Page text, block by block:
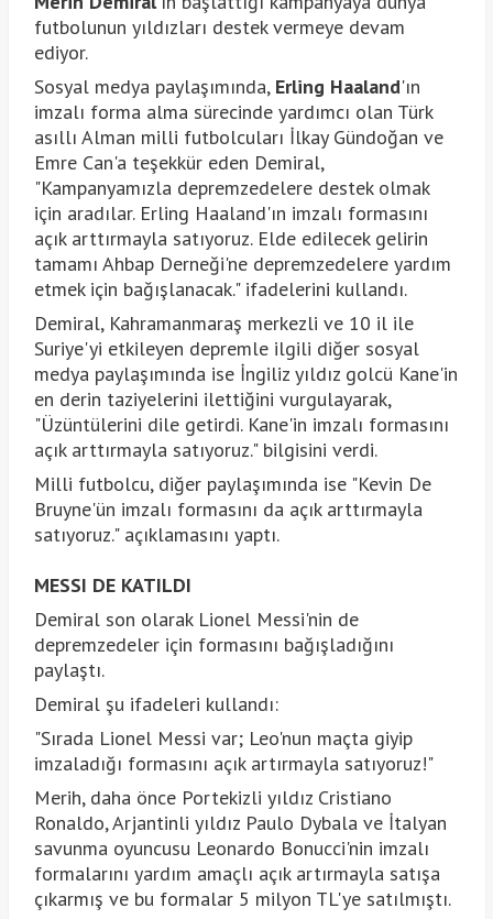
futbolunun yıldızları destek vermeye devam
ediyor.
Sosyal medya paylaşımında, Erling Haaland'ın
imzalı forma alma sürecinde yardımcı olan Türk
asıllı Alman milli futbolcuları İlkay Gündoğan ve
Emre Can'a teşekkür eden Demiral,
"Kampanyamızla depremzedelere destek olmak
için aradılar. Erling Haaland'ın imzalı formasını
açık arttırmayla satıyoruz. Elde edilecek gelirin
tamamı Ahbap Derneği'ne depremzedelere yardım
etmek için bağışlanacak." ifadelerini kullandı.
Demiral, Kahramanmaraş merkezli ve 10 il ile
Suriye'yi etkileyen depremle ilgili diğer sosyal
medya paylaşımında ise İngiliz yıldız golcü Kane'in
en derin taziyelerini ilettiğini vurgulayarak,
"Üzüntülerini dile getirdi. Kane'in imzalı formasını
açık arttırmayla satıyoruz." bilgisini verdi.
Milli futbolcu, diğer paylaşımında ise "Kevin De
Bruyne'ün imzalı formasını da açık arttırmayla
satıyoruz." açıklamasını yaptı.
MESSI DE KATILDI
Demiral son olarak Lionel Messi'nin de
depremzedeler için formasını bağışladığını
paylaştı.
Demiral şu ifadeleri kullandı:
"Sırada Lionel Messi var; Leo'nun maçta giyip
imzaladığı formasını açık artırmayla satıyoruz!"
Merih, daha önce Portekizli yıldız Cristiano
Ronaldo, Arjantinli yıldız Paulo Dybala ve İtalyan
savunma oyuncusu Leonardo Bonucci'nin imzalı
formalarını yardım amaçlı açık artırmayla satışa
çıkarmış ve bu formalar 5 milyon TL'ye satılmıştı.